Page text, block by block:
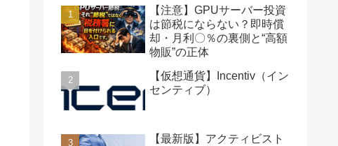
【注意】GPUサーバー投資
は節税にならない？即時償
却・月利〇％の裏側と“高額
物販”の正体
【仮想通貨】Incentiv（イン
センティブ）
【最新版】アクティビスト